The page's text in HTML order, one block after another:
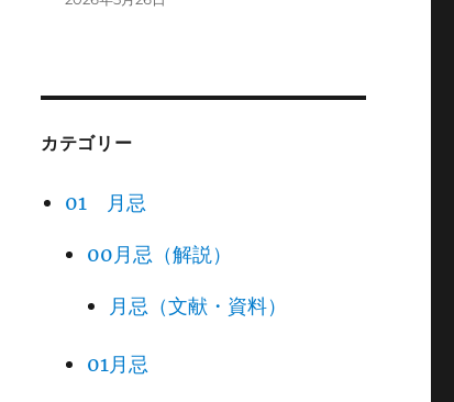
カテゴリー
01 月忌
00月忌（解説）
月忌（文献・資料）
01月忌